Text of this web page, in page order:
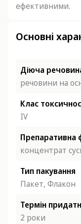
ефективними.
Основні
Діюча
речовини на
Клас
IV
Препаративна
концентрат
Тип пакування
Пакет, Флакон
Термін
2 роки